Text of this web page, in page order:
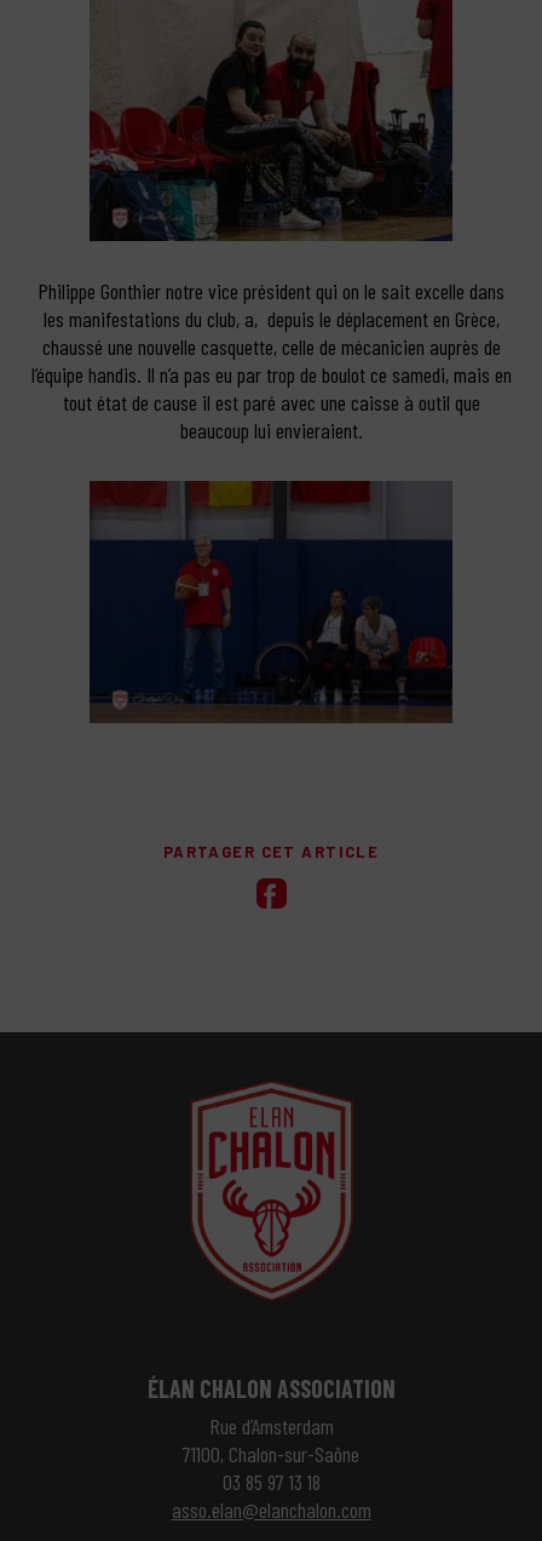
Philippe Gonthier notre vice président qui on le sait excelle dans
les manifestations du club, a, depuis le déplacement en Grèce,
chaussé une nouvelle casquette, celle de mécanicien auprès de
l’équipe handis. Il n’a pas eu par trop de boulot ce samedi, mais en
tout état de cause il est paré avec une caisse à outil que
beaucoup lui envieraient.
PARTAGER CET ARTICLE
ÉLAN CHALON ASSOCIATION
Rue d’Amsterdam
71100, Chalon-sur-Saône
03 85 97 13 18
asso.elan@elanchalon.com